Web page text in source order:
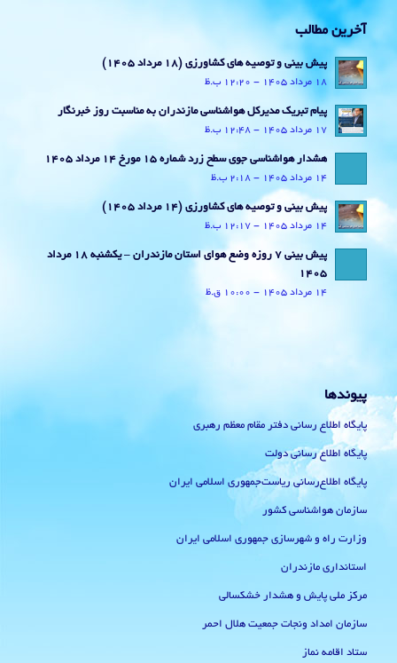
آخرین مطالب
پیش بینی و توصیه های کشاورزی (18 مرداد ۱۴۰۵)
18 مرداد 1405 - 12:20 ب.ظ
پیام تبریک مدیرکل هواشناسی مازندران به مناسبت روز خبرنگار
17 مرداد 1405 - 12:48 ب.ظ
هشدار هواشناسی جوی سطح زرد شماره 15 مورخ 14 مرداد 1405
14 مرداد 1405 - 2:18 ب.ظ
پیش بینی و توصیه های کشاورزی (14 مرداد ۱۴۰۵)
14 مرداد 1405 - 12:17 ب.ظ
پیش بینی 7 روزه وضع هوای استان مازندران – یکشنبه 18 مرداد
1405
14 مرداد 1405 - 10:00 ق.ظ
پیوندها
پایگاه اطلاع رسانی دفتر مقام معظم رهبری
پایگاه اطلاع رسانی دولت
پایگاه اطلاع‌رسانی ریاست‌جمهوری اسلامی ایران
سازمان هواشناسی کشور
وزارت راه و شهرسازی جمهوری اسلامی ایران
استانداری مازندران
مرکز ملی پایش و هشدار خشکسالی
سازمان امداد ونجات جمعیت هلال احمر
ستاد اقامه نماز